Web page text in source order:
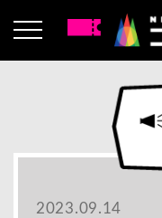
2023.09.14